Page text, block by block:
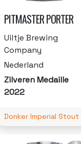
PITMASTER PORTER
Uiltje Brewing
Company
Nederland
Zilveren Medaille
2022
Donker Imperial Stout